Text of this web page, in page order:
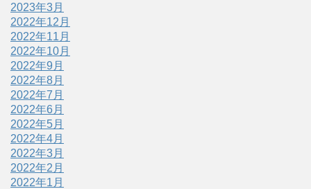
2023年3月
2022年12月
2022年11月
2022年10月
2022年9月
2022年8月
2022年7月
2022年6月
2022年5月
2022年4月
2022年3月
2022年2月
2022年1月